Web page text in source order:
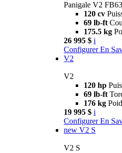
Panigale V2 FB63
120 cv
69 lb-ft
175.5 kg
26 995 $ i
Configurer En
V2
V2
120 hp
69 lb-ft
176 kg
19 995 $ i
Configurer En
new V2 S
V2 S